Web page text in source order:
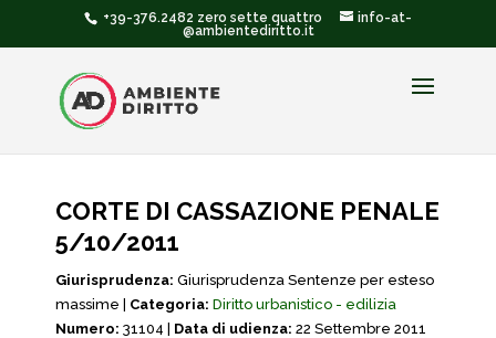
+39-376.2482 zero sette quattro
info-at-
@ambientediritto.it
CORTE DI CASSAZIONE PENALE
5/10/2011
Giurisprudenza: Giurisprudenza Sentenze per esteso
massime | Categoria: Diritto urbanistico - edilizia
Numero: 31104 | Data di udienza: 22 Settembre 2011